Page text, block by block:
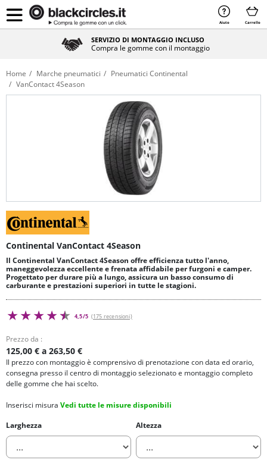
Aiuto Carrello
SERVIZIO DI MONTAGGIO INCLUSO
Compra le gomme con il montaggio
Home Marche pneumatici
Pneumatici Continental
VanContact 4Season
Continental VanContact 4Season
Il Continental VanContact 4Season offre efficienza tutto l'anno,
maneggevolezza eccellente e frenata affidabile per furgoni e camper.
Progettato per durare più a lungo, assicura un basso consumo di
carburante e prestazioni superiori in tutte le stagioni.
4,5/5 (175 recensioni)
Prezzo da :
125,00 € a 263,50 €
Il prezzo con montaggio è comprensivo di prenotazione con data ed orario,
consegna presso il centro di montaggio selezionato e montaggio completo
delle gomme che hai scelto.
Inserisci misura Vedi tutte le misure disponibili
Larghezza
Altezza